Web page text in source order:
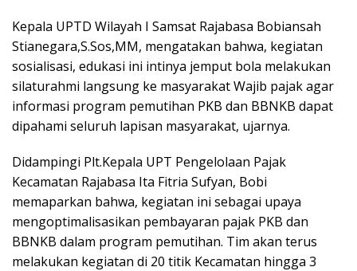
Kepala UPTD Wilayah I Samsat Rajabasa Bobiansah
Stianegara,S.Sos,MM, mengatakan bahwa, kegiatan
sosialisasi, edukasi ini intinya jemput bola melakukan
silaturahmi langsung ke masyarakat Wajib pajak agar
informasi program pemutihan PKB dan BBNKB dapat
dipahami seluruh lapisan masyarakat, ujarnya.
Didampingi Plt.Kepala UPT Pengelolaan Pajak
Kecamatan Rajabasa Ita Fitria Sufyan, Bobi
memaparkan bahwa, kegiatan ini sebagai upaya
mengoptimalisasikan pembayaran pajak PKB dan
BBNKB dalam program pemutihan. Tim akan terus
melakukan kegiatan di 20 titik Kecamatan hingga 3